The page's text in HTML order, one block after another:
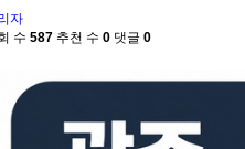
자
수 587 추천 수 0 댓글 0